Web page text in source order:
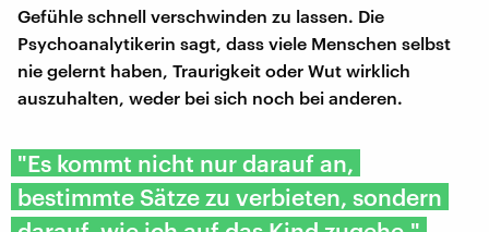
Gefühle schnell verschwinden zu lassen. Die
Psychoanalytikerin sagt, dass viele Menschen selbst
nie gelernt haben, Traurigkeit oder Wut wirklich
auszuhalten, weder bei sich noch bei anderen.
" Es kommt nicht nur darauf an,
bestimmte Sätze zu verbieten, sondern